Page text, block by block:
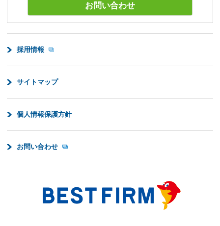
お問い合わせ
採用情報
サイトマップ
個人情報保護方針
お問い合わせ